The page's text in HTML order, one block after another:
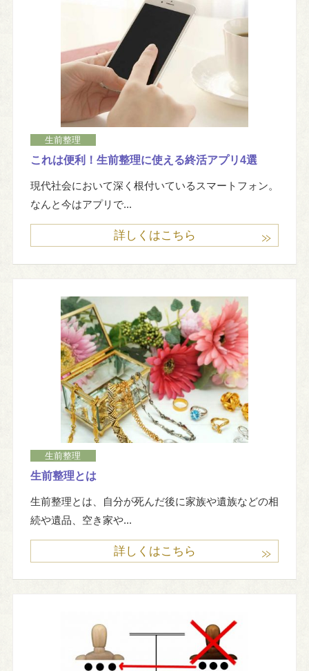
生前整理
これは便利！生前整理に使える終活アプリ4選
現代社会において深く根付いているスマートフォン。
なんと今はアプリで...
詳しくはこちら
生前整理
生前整理とは
生前整理とは、自分が死んだ後に家族や遺族などの相
続や遺品、空き家や...
詳しくはこちら